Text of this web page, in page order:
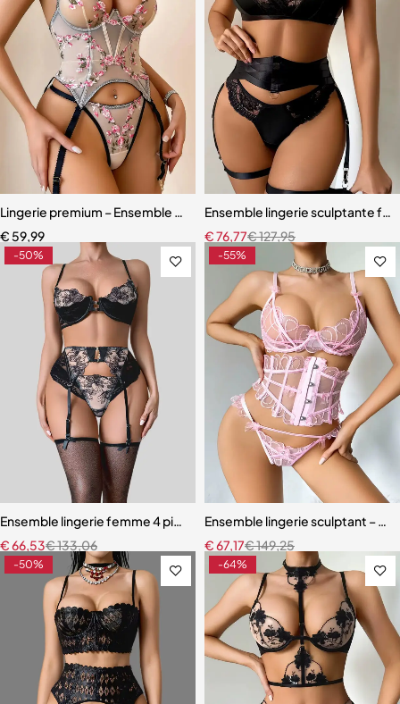
Lingerie premium – Ensemble sculptant en dentelle brodée florale
€ 59,99
Ensemble lingerie sculptante
€127,95
€76,77
-50%
Ensemble lingerie femme 4 pièces – Broderie florale contrastée
€133,06
€66,53
-55%
Ensemble lingerie sculptant –
€149,25
€67,17
-50% -64%